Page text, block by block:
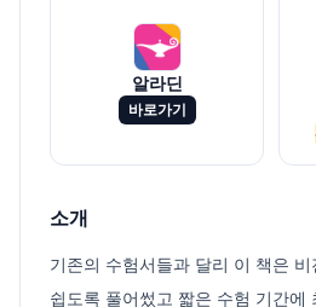
알라딘
바로가기
소개
기존의 수험서들과 달리 이 책은
쉽도록 풀어썼고 짧은 수험 기간에